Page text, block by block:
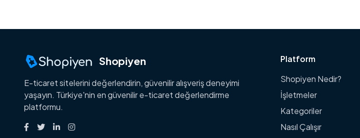
Shopiyen
E-ticaret sitelerini değerlendirin, güvenilir alışveriş deneyimi
yaşayın. Türkiye'nin en güvenilir e-ticaret değerlendirme
platformu.
Platform
Shopiyen Nedir?
İşletmeler
Kategoriler
Nasıl Çalışır